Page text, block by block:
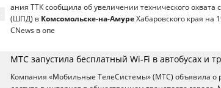
ания ТТК сообщила об увеличении технического охвата
(ШПД) в Комсомольске-на-Амуре Хабаровского края на
CNews в опе
МТС запустила бесплатный Wi-Fi в автобусах и
Компания «Мобильные ТелеСистемы» (МТС) объявила о